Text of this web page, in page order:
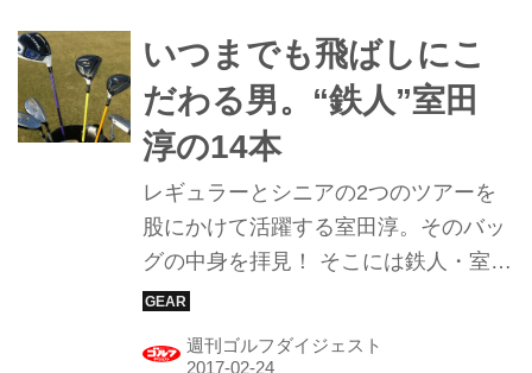
る室田淳プロに聞いてみた。
いつまでも飛ばしにこ
だわる男。“鉄人”室田
淳の14本
レギュラーとシニアの2つのツアーを
股にかけて活躍する室田淳。そのバッ
グの中身を拝見！ そこには鉄人・室田
のこだわりがぎっしり詰まっていた。
週刊ゴルフダイジェスト